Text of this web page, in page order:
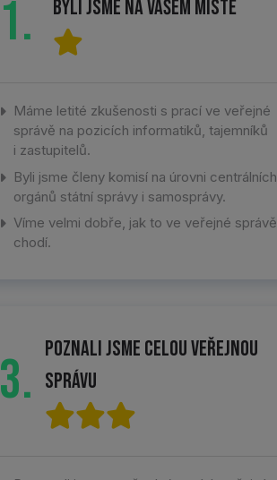
1. Byli jsme na vašem místě
Máme letité zkušenosti s prací ve veřejné
správě na pozicích informatiků, tajemníků
i zastupitelů.
Byli jsme členy komisí na úrovni centrálních
orgánů státní správy i samosprávy.
Víme velmi dobře, jak to ve veřejné správě
chodí.
3. Poznali jsme celou veřejnou
správu